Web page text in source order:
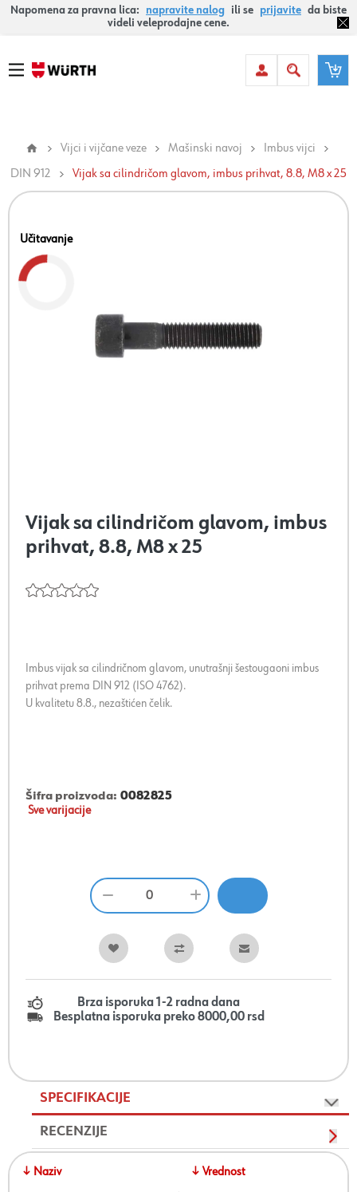
Napomena za pravna lica: napravite nalog ili se prijavite da biste
videli veleprodajne cene.
Vijci i vijčane veze Mašinski navoj
Imbus vijci
DIN 912
Vijak sa cilindričom glavom, imbus prihvat, 8.8, M8 x 25
Učitavanje
Vijak sa cilindričom glavom, imbus
prihvat, 8.8, M8 x 25
Imbus vijak sa cilindričnom glavom, unutrašnji šestougaoni imbus
prihvat prema DIN 912 (ISO 4762).
U kvalitetu 8.8., nezaštićen čelik.
Šifra proizvoda: 0082825
Sve varijacije
Brza isporuka 1-2 radna dana
Besplatna isporuka preko 8000,00 rsd
SPECIFIKACIJE
RECENZIJE
↓ Naziv ↓ Vrednost